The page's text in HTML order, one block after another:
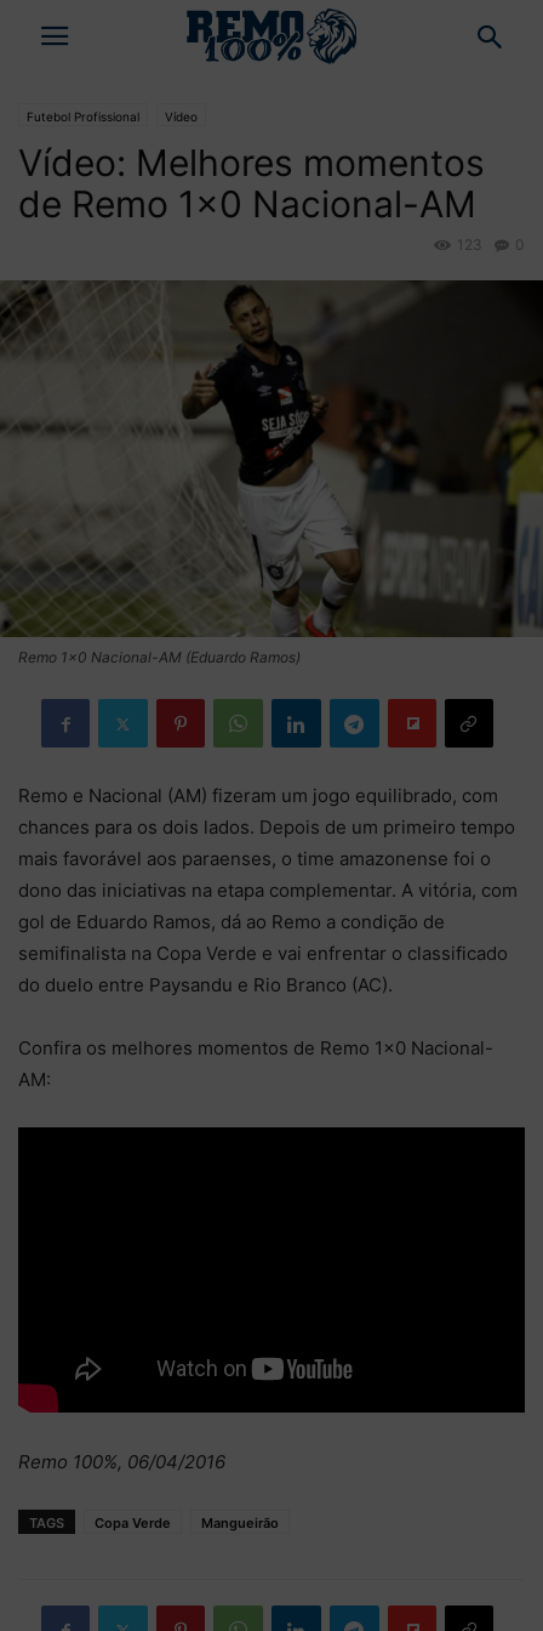
Futebol Profissional Vídeo
Vídeo: Melhores momentos
de Remo 1×0 Nacional-AM
0
123
Remo 1x0 Nacional-AM (Eduardo Ramos)
Remo e Nacional (AM) fizeram um jogo equilibrado, com
chances para os dois lados. Depois de um primeiro tempo
mais favorável aos paraenses, o time amazonense foi o
dono das iniciativas na etapa complementar. A vitória, com
gol de Eduardo Ramos, dá ao Remo a condição de
semifinalista na Copa Verde e vai enfrentar o classificado
do duelo entre Paysandu e Rio Branco (AC).
Confira os melhores momentos de Remo 1×0 Nacional-
AM:
Remo 100%, 06/04/2016
TAGS Copa Verde Mangueirão